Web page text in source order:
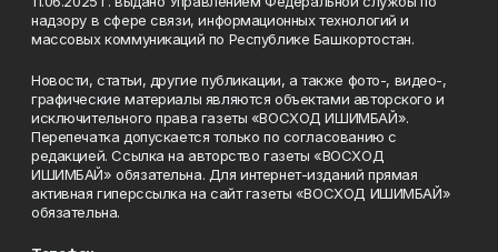
надзору в сфере связи, информационных технологий и
массовых коммуникаций по Республике Башкортостан.
Новости, статьи, другие публикации, а также фото-, видео-,
графические материалы являются объектами авторского и
исключительного права газеты «ВОСХОД ИШИМБАЙ».
Перепечатка допускается только по согласованию с
редакцией. Ссылка на авторство газеты «ВОСХОД
ИШИМБАЙ» обязательна. Для интернет-изданий прямая
активная гиперссылка на сайт газеты «ВОСХОД ИШИМБАЙ»
обязательна.